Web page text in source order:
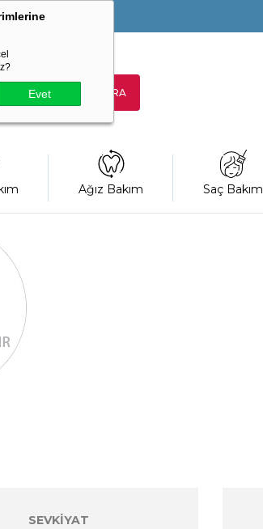
Evet
Ağız Bakım Saç Bakım
SEVKİYAT